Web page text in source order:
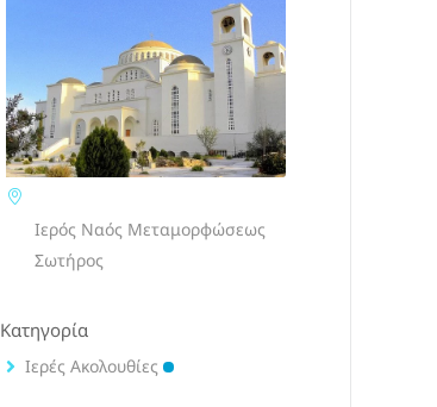
Ιερός Ναός Μεταμορφώσεως
Σωτήρος
Κατηγορία
Ιερές Ακολουθίες